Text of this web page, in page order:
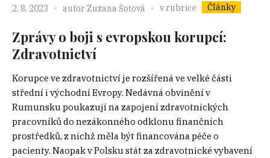
2. 8. 2023 autor Zuzana Šotová v rubrice Články
Zprávy o boji s evropskou korupcí:
Zdravotnictví
Korupce ve zdravotnictví je rozšířená ve velké části
střední i východní Evropy. Nedávná obvinění v
Rumunsku poukazují na zapojení zdravotnických
pracovníků do nezákonného odklonu finančních
prostředků, z nichž měla být financována péče o
pacienty. Naopak v Polsku stát za zdravotnické vybavení